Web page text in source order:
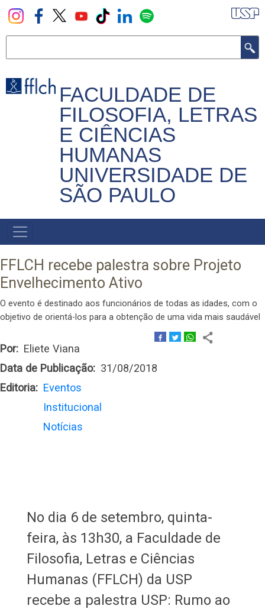
Pular
para
principal
FACULDADE DE
FILOSOFIA, LETRAS
E CIÊNCIAS
HUMANAS
UNIVERSIDADE DE
SÃO PAULO
NAVEGADOR
PRINCIPAL
FFLCH recebe palestra sobre Projeto
Envelhecimento Ativo
O evento é destinado aos funcionários de todas as idades, com o
objetivo de orientá-los para a obtenção de uma vida mais saudável
Por
Eliete Viana
Data de Publicação
31/08/2018
Editoria
Eventos
Institucional
Notícias
No dia 6 de setembro, quinta-
feira, às 13h30, a Faculdade de
Filosofia, Letras e Ciências
Humanas (FFLCH) da USP
recebe a palestra USP: Rumo ao